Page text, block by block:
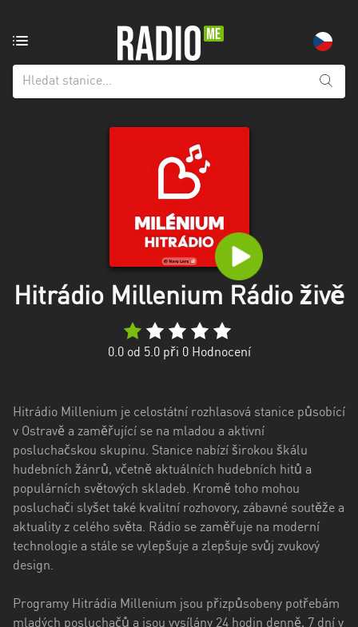
stanice
Jihomoravský
Vysočina
Královéhradecký
kraj
Liberecký
Moravskoslezský
kraj
Pardubický
kraj
Hitrádio Millenium Rádio živě
0.0od 5.0 při 0Hodnocení
Hitrádio Millenium je celostátní rozhlasová stanice působící
v Ostravě a zaměřující se na mladou a aktivní
posluchačskou skupinu. Stanice nabízí širokou škálu
hudebních žánrů, včetně aktuálních hudebních hitů a
populárních světových skladeb. Kromě toho mohou
posluchači slyšet také kvalitní rozhovory, zábavné soutěže a
aktuality z celého světa. Rádio se zaměřuje na moderní
technologie a stále se vylepšuje a zlepšuje svůj zvukový
design.
Programy Hitrádia Millenium jsou přizpůsobeny potřebám
mladých posluchačů a jsou vysílány 24 hodin denně, 7 dní v